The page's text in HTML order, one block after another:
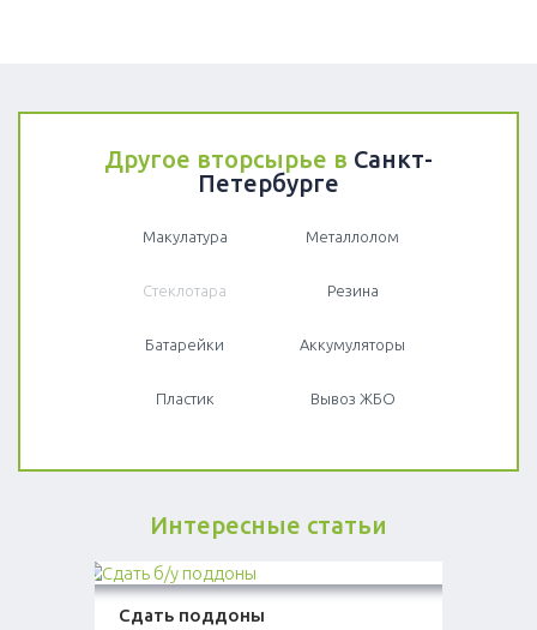
Другое вторсырье в Санкт-
Петербурге
Макулатура Металлолом
Стеклотара Резина
Батарейки Аккумуляторы
Пластик Вывоз ЖБО
Интересные статьи
Сдать поддоны